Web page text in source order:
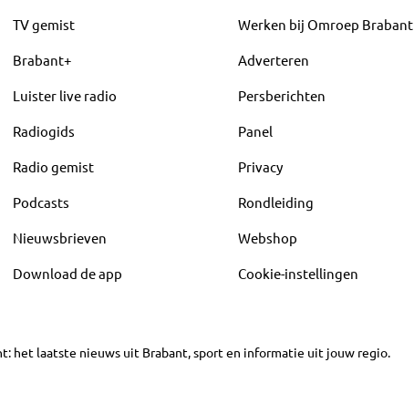
TV gemist
Brabant+
Luister live radio
Radiogids
Radio gemist
Podcasts
Nieuwsbrieven
Download de app
Werken bij Omroep Brabant
Adverteren
Persberichten
Panel
Privacy
Rondleiding
Webshop
Cookie-instellingen
het laatste nieuws uit Brabant, sport en informatie uit jouw regio.